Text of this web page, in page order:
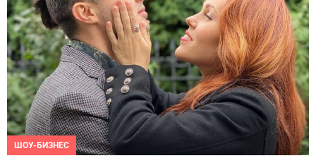
ШОУ-БИЗНЕС